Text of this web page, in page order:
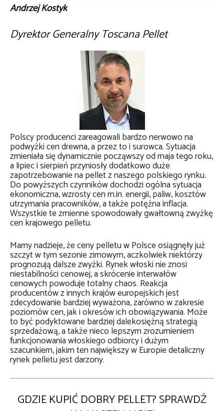
Andrzej Kostyk
Dyrektor Generalny Toscana Pellet
Polscy producenci zareagowali bardzo nerwowo na
podwyżki cen drewna, a przez to i surowca. Sytuacja
zmieniała się dynamicznie począwszy od maja tego roku,
a lipiec i sierpień przyniosły dodatkowo duże
zapotrzebowanie na pellet z naszego polskiego rynku.
Do powyższych czynników dochodzi ogólna sytuacja
ekonomiczna, wzrosty cen m.in. energii, paliw, kosztów
utrzymania pracowników, a także potężna inflacja.
Wszystkie te zmienne spowodowały gwałtowną zwyżkę
cen krajowego pelletu.
Mamy nadzieje, że ceny pelletu w Polsce osiągnęły już
szczyt w tym sezonie zimowym, aczkolwiek niektórzy
prognozują dalsze zwyżki. Rynek włoski nie znosi
niestabilności cenowej, a skrócenie interwałów
cenowych powoduje totalny chaos. Reakcja
producentów z innych krajów europejskich jest
zdecydowanie bardziej wyważona, zarówno w zakresie
poziomów cen, jak i okresów ich obowiązywania. Może
to być podyktowane bardziej dalekosiężną strategią
sprzedażową, a także nieco lepszym zrozumieniem
funkcjonowania włoskiego odbiorcy i dużym
szacunkiem, jakim ten największy w Europie detaliczny
rynek pelletu jest darzony.
GDZIE KUPIĆ DOBRY PELLET? SPRAWDŹ